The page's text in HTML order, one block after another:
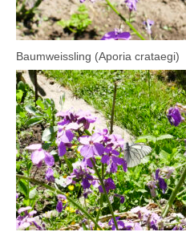
Baumweissling (Aporia crataegi)